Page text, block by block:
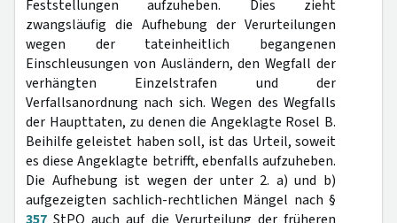
Feststellungen aufzuheben. Dies zieht
zwangsläufig die Aufhebung der Verurteilungen
wegen der tateinheitlich begangenen
Einschleusungen von Ausländern, den Wegfall der
verhängten Einzelstrafen und der
Verfallsanordnung nach sich. Wegen des Wegfalls
der Haupttaten, zu denen die Angeklagte Rosel B.
Beihilfe geleistet haben soll, ist das Urteil, soweit
es diese Angeklagte betrifft, ebenfalls aufzuheben.
Die Aufhebung ist wegen der unter 2. a) und b)
aufgezeigten sachlich-rechtlichen Mängel nach §